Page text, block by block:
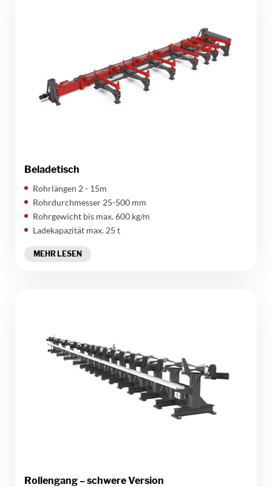
Beladetisch
Rohrlängen 2 - 15m
Rohrdurchmesser 25-500 mm
Rohrgewicht bis max. 600 kg/m
Ladekapazität max. 25 t
MEHR LESEN
Rollengang – schwere Version